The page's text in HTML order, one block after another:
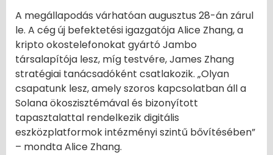
A megállapodás várhatóan augusztus 28-án zárul
le. A cég új befektetési igazgatója Alice Zhang, a
kripto okostelefonokat gyártó Jambo
társalapítója lesz, míg testvére, James Zhang
stratégiai tanácsadóként csatlakozik. „Olyan
csapatunk lesz, amely szoros kapcsolatban áll a
Solana ökoszisztémával és bizonyított
tapasztalattal rendelkezik digitális
eszközplatformok intézményi szintű bővítésében”
– mondta Alice Zhang.